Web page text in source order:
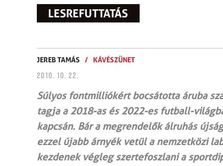
LESREFUTTATÁS
JEREB TAMÁS / KÁVÉSZÜNET
2010. 10. 22.
Súlyos fontmilliókért bocsátotta áruba
tagja a 2018-as és 2022-es futball-
kapcsán. Bár a megrendelők álruhás
ezzel újabb árnyék vetül a nemzetközi
kezdenek végleg szertefoszlani a